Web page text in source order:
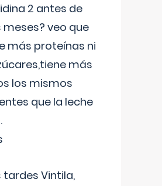
2 antes de
meses? veo que
más proteínas ni
más
los mismos
que la leche
tardes Vintila,